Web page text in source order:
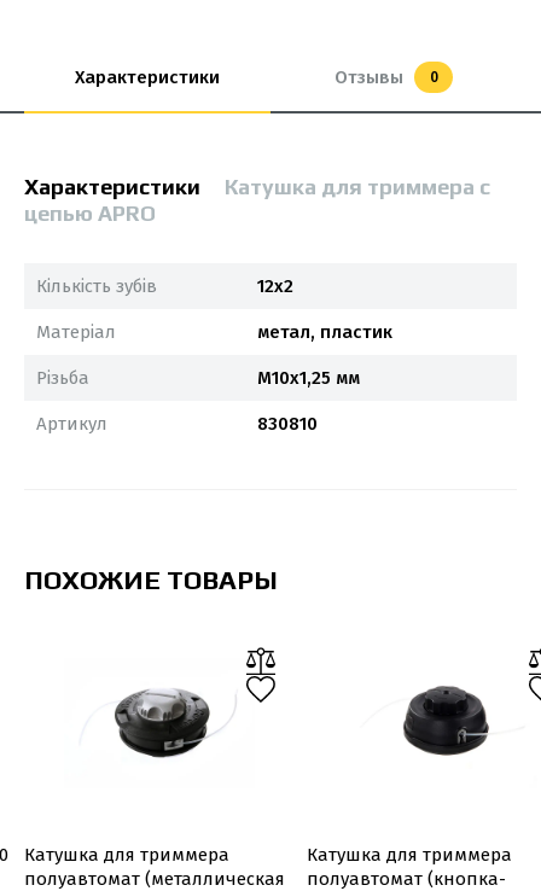
Характеристики Отзывы 0
Характеристики
Катушка для триммера с
цепью APRO
Кількість зубів 12х2
Матеріал метал, пластик
Різьба М10х1,25 мм
Артикул 830810
ПОХОЖИЕ ТОВАРЫ
Катушка для триммера
полуавтомат (металлическая
Катушка для триммера
полуавтомат (кнопка-